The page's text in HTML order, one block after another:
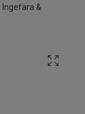
Ingefära &